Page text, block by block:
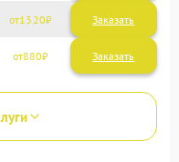
1320
880